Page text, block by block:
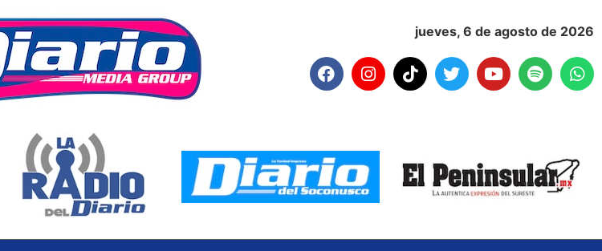
jueves, 6 de agosto de 2026